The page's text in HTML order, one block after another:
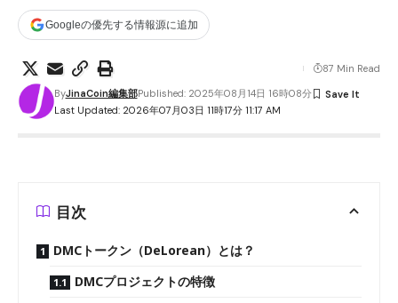
Googleの優先する情報源に追加
Last Updated: 2026年07月03日 11時17分 11:17 AM
ByJinaCoin編集部Published: 2025年08月14日 16時08分
87 Min Read
目次
DMCトークン（DeLorean）とは？
DMCプロジェクトの特徴